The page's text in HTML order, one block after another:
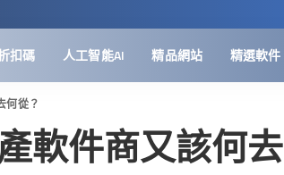
扣碼 人工智能AI 精品網站 精選軟件
何從？
軟件商又該何去